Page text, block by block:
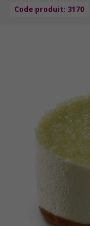
Code produit: 3170